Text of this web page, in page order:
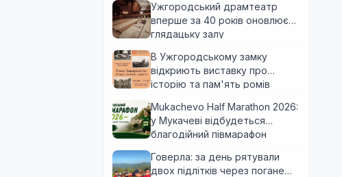
Ужгородський драмтеатр
вперше за 40 років оновлює
глядацьку залу
В Ужгородському замку
відкриють виставку про
історію та пам'ять ромів
Mukachevo Half Marathon 2026:
у Мукачеві відбудеться
благодійний півмарафон
Говерла: за день рятували
двох підлітків через погане